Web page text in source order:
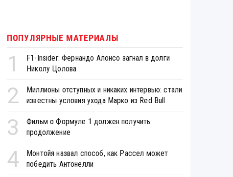
ПОПУЛЯРНЫЕ МАТЕРИАЛЫ
1
F1-Insider: Фернандо Алонсо загнал в долги
Николу Цолова
2
Миллионы отступных и никаких интервью: стали
известны условия ухода Марко из Red Bull
3
Фильм о Формуле 1 должен получить
продолжение
4
Монтойя назвал способ, как Рассел может
победить Антонелли